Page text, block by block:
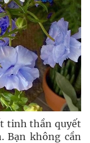
tinh thần quyết
Bạn không cần